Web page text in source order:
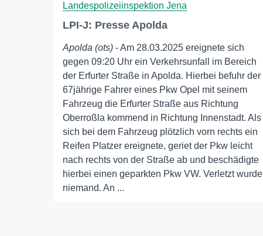
Landespolizeiinspektion Jena
LPI-J: Presse Apolda
Apolda (ots) - Am 28.03.2025 ereignete sich
gegen 09:20 Uhr ein Verkehrsunfall im Bereich
der Erfurter Straße in Apolda. Hierbei befuhr der
67jährige Fahrer eines Pkw Opel mit seinem
Fahrzeug die Erfurter Straße aus Richtung
Oberroßla kommend in Richtung Innenstadt. Als
sich bei dem Fahrzeug plötzlich vorn rechts ein
Reifen Platzer ereignete, geriet der Pkw leicht
nach rechts von der Straße ab und beschädigte
hierbei einen geparkten Pkw VW. Verletzt wurde
niemand. An ...